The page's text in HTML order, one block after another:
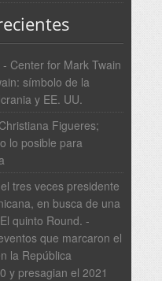
Center for Mark Twain
símbolo de la
y EE. UU.
Christiana Figueres;
lo posible para
tres veces presidente
en busca de una
quinto Round. -
que marcaron el
la República
y presagian el 2021